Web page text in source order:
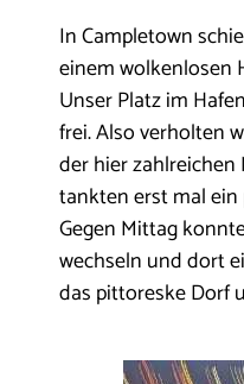
In Campletown
einem wolkenlosen
Unser Platz im
frei. Also verholten
der hier
tankten erst mal ein
Gegen Mittag
wechseln und dort
das pittoreske Dorf